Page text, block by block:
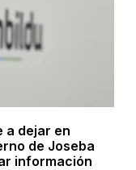
a dejar en
de Joseba
información